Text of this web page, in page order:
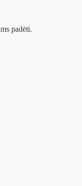
padėti.